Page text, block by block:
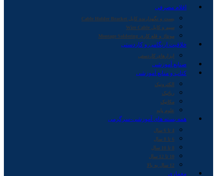
اقلام مصرفی
بست و نگهدارنده کابل Cable Holder Bracket
سیم و کابل Wire Cable
مونتاژ و قلع کاری Montage Soldering
خلاقیت اریگامی و کاردستی
ابزارهای کاردستی
صنایع آموزشی
کتاب و منابع آموزشی
الکترونیک
رباتیک
مکانیک
علوم پایه
همه بسته های آموزشی-سرگرمی
4 تا 6 سال
6 تا 8 سال
8 تا 10 سال
10 تا 12 سال
12 سال به بالا
معماری